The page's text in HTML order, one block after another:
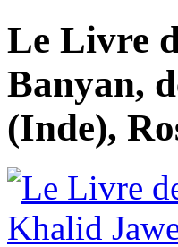
Le Livre
Banyan,
(Inde),